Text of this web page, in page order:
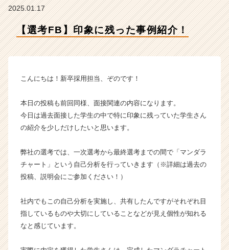
|
ャ
長
企
業
ら
ス
ウ
が
届
活
2025.01.17
【選考FB】印象に残った事例紹介！
こんにちは！新卒採用担当、ぞのです！
本日の投稿も前回同様、面接関連の内容になります。
今日は過去面接した学生の中で特に印象に残っていた学生さん
の紹介を少しだけしたいと思います。
弊社の選考では、一次選考から最終選考までの間で「マンダラ
チャート」という自己分析を行っていきます（※詳細は過去の
投稿、説明会にご参加ください！）
社内でもこの自己分析を実施し、共有したんですがそれぞれ目
指しているものや大切にしていることなどが見え個性が知れる
なと感じています。